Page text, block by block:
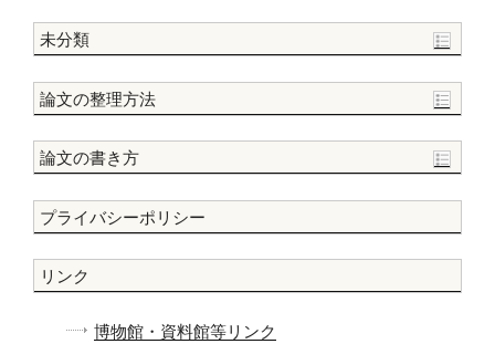
未分類
論文の整理方法
論文の書き方
プライバシーポリシー
リンク
博物館・資料館等リンク